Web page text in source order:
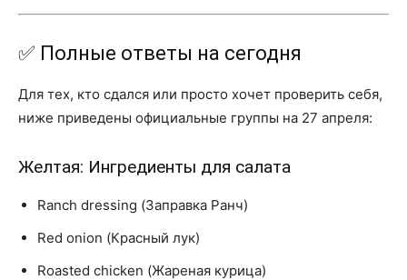
✅ Полные ответы на сегодня
Для тех, кто сдался или просто хочет проверить себя,
ниже приведены официальные группы на 27 апреля:
Желтая: Ингредиенты для салата
Ranch dressing (Заправка Ранч)
Red onion (Красный лук)
Roasted chicken (Жареная курица)